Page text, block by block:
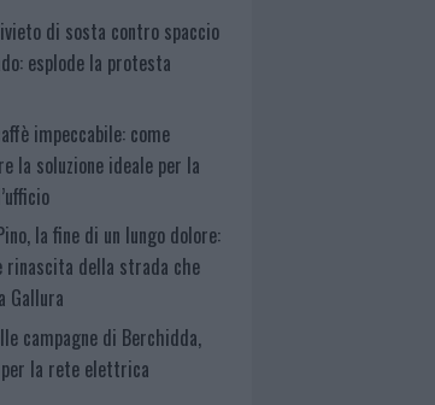
di sosta contro spaccio
esplode la protesta
impeccabile: come
la soluzione ideale per la
la fine di un lungo dolore:
rinascita della strada che
Gallura
campagne di Berchidda,
la rete elettrica